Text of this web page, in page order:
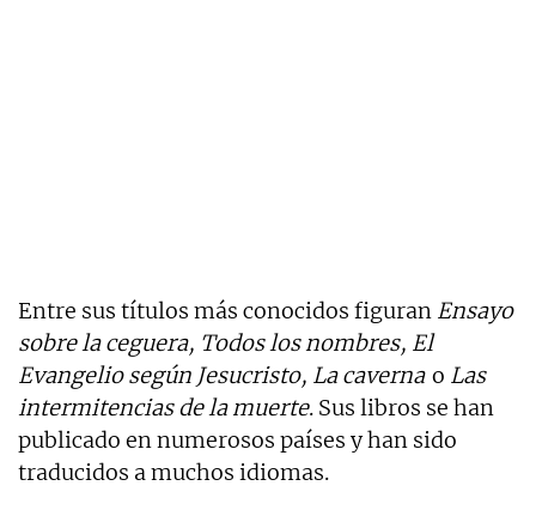
Entre sus títulos más conocidos figuran Ensayo
sobre la ceguera, Todos los nombres, El
Evangelio según Jesucristo, La caverna o Las
intermitencias de la muerte. Sus libros se han
publicado en numerosos países y han sido
traducidos a muchos idiomas.